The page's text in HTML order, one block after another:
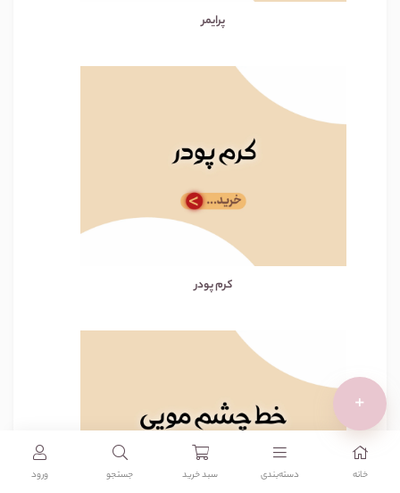
پرایمر
کرم پودر
+
خانه دسته‌بندی‌ سبد خرید جستجو ورود